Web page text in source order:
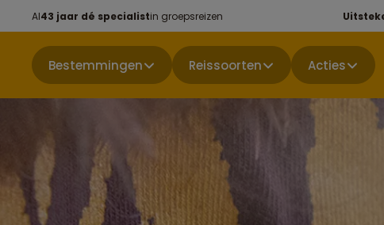
Al43 jaar dé specialistin groepsreizen
Bestemmingen Reissoorten Acties